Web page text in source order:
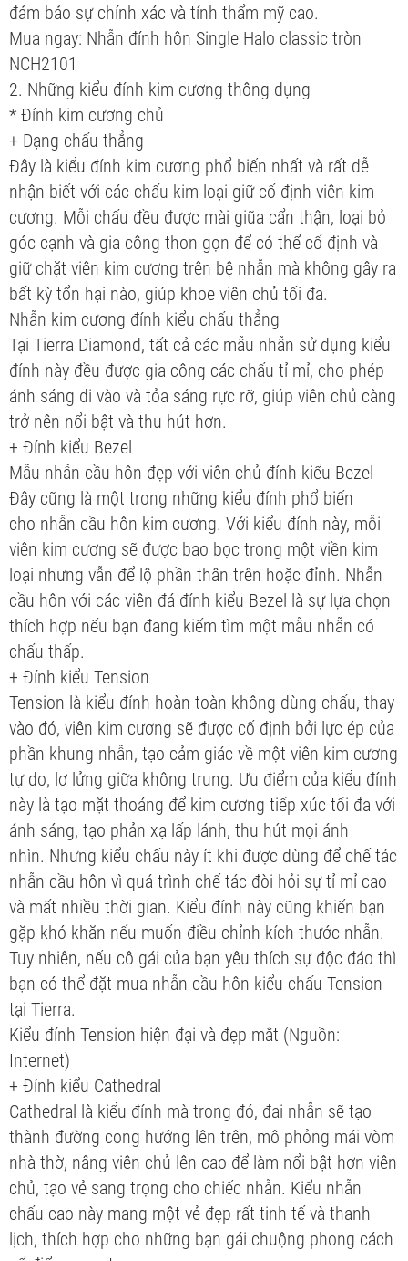
đảm bảo sự chính xác và tính thẩm mỹ cao.
Mua ngay: Nhẫn đính hôn Single Halo classic tròn
NCH2101
2. Những kiểu đính kim cương thông dụng
* Đính kim cương chủ
+ Dạng chấu thẳng
Đây là kiểu đính kim cương phổ biến nhất và rất dễ
nhận biết với các chấu kim loại giữ cố định viên kim
cương. Mỗi chấu đều được mài giũa cẩn thận, loại bỏ
góc cạnh và gia công thon gọn để có thể cố định và
giữ chặt viên kim cương trên bệ nhẫn mà không gây ra
bất kỳ tổn hại nào, giúp khoe viên chủ tối đa.
Nhẫn kim cương đính kiểu chấu thẳng
Tại Tierra Diamond, tất cả các mẫu nhẫn sử dụng kiểu
đính này đều được gia công các chấu tỉ mỉ, cho phép
ánh sáng đi vào và tỏa sáng rực rỡ, giúp viên chủ càng
trở nên nổi bật và thu hút hơn.
+ Đính kiểu Bezel
Mẫu nhẫn cầu hôn đẹp với viên chủ đính kiểu Bezel
Đây cũng là một trong những kiểu đính phổ biến
cho nhẫn cầu hôn kim cương. Với kiểu đính này, mỗi
viên kim cương sẽ được bao bọc trong một viền kim
loại nhưng vẫn để lộ phần thân trên hoặc đỉnh. Nhẫn
cầu hôn với các viên đá đính kiểu Bezel là sự lựa chọn
thích hợp nếu bạn đang kiếm tìm một mẫu nhẫn có
chấu thấp.
+ Đính kiểu Tension
Tension là kiểu đính hoàn toàn không dùng chấu, thay
vào đó, viên kim cương sẽ được cố định bởi lực ép của
phần khung nhẫn, tạo cảm giác về một viên kim cương
tự do, lơ lửng giữa không trung. Ưu điểm của kiểu đính
này là tạo mặt thoáng để kim cương tiếp xúc tối đa với
ánh sáng, tạo phản xạ lấp lánh, thu hút mọi ánh
nhìn. Nhưng kiểu chấu này ít khi được dùng để chế tác
nhẫn cầu hôn vì quá trình chế tác đòi hỏi sự tỉ mỉ cao
và mất nhiều thời gian. Kiểu đính này cũng khiến bạn
gặp khó khăn nếu muốn điều chỉnh kích thước nhẫn.
Tuy nhiên, nếu cô gái của bạn yêu thích sự độc đáo thì
bạn có thể đặt mua nhẫn cầu hôn kiểu chấu Tension
tại Tierra.
Kiểu đính Tension hiện đại và đẹp mắt (Nguồn:
Internet)
+ Đính kiểu Cathedral
Cathedral là kiểu đính mà trong đó, đai nhẫn sẽ tạo
thành đường cong hướng lên trên, mô phỏng mái vòm
nhà thờ, nâng viên chủ lên cao để làm nổi bật hơn viên
chủ, tạo vẻ sang trọng cho chiếc nhẫn. Kiểu nhẫn
chấu cao này mang một vẻ đẹp rất tinh tế và thanh
lịch, thích hợp cho những bạn gái chuộng phong cách